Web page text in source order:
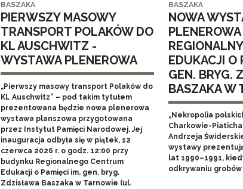
BASZAKA
PIERWSZY MASOWY
TRANSPORT POLAKÓW DO
KL AUSCHWITZ -
WYSTAWA PLENEROWA
„Pierwszy masowy transport Polaków do
KL Auschwitz” – pod takim tytułem
prezentowana będzie nowa plenerowa
wystawa planszowa przygotowana
przez Instytut Pamięci Narodowej. Jej
inauguracja odbyła się w piątek, 12
czerwca 2026 r. o godz. 12:00 przy
budynku Regionalnego Centrum
Edukacji o Pamięci im. gen. bryg.
Zdzisława Baszaka w Tarnowie (ul.
BASZAKA
NOWA
EDUKACJI O
GEN. BRYG.
BASZAKA W
„Nekropolia
Charkowie-
Andrzeja
wystawy
lat 1990–1991,
odkrywaniu